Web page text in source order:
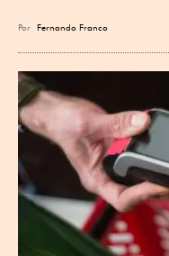
Por Fernando Franco